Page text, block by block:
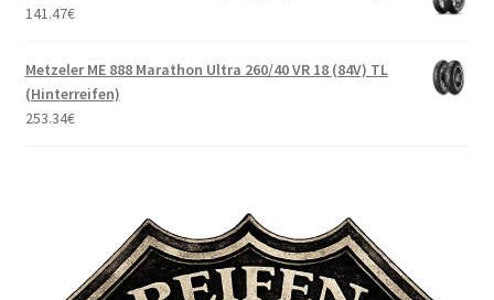
141.47€
Metzeler ME 888 Marathon Ultra 260/40 VR 18 (84V) TL
(Hinterreifen)
253.34€